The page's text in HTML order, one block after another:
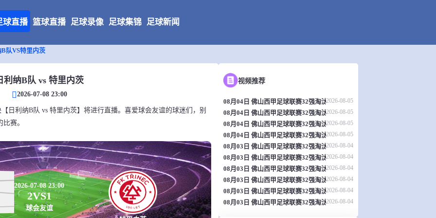
球直播 篮球直播 足球录像 足球集锦 足球新闻
队VS特里内茨
利纳B队 vs 特里内茨
2026-07-08 23:00
日利纳B队 vs 特里内茨】将进行直播。喜爱球会友谊的球迷们，别
赛。
2026-07-08 23:00
2VS1
球会友谊
视频推荐
08月04日 佛山西甲足球联赛32强淘汰赛 肇庆恒骏成 VS 三七互娱 全场录像
2026-08-05
08月04日 佛山西甲足球联赛32强淘汰赛 贪玩游戏 VS 美的薪火 全场录像
2026-08-05
08月04日 佛山西甲足球联赛32强淘汰赛 广东西南建设 VS 香港圣徒 全场录像
2026-08-05
08月04日 佛山西甲足球联赛32强淘汰赛 藝品高國際 VS 湛江狂狼·粵辉能源
2026-08-05
08月03日 佛山西甲足球联赛32强淘汰赛 广州求信 VS 顺德新青年 全场录像
2026-08-04
08月03日 佛山西甲足球联赛32强淘汰赛 广东客家青年 VS 广州英华思力U17
2026-08-04
08月03日 佛山西甲足球联赛32强淘汰赛 大塘控股 VS 茂名市点都得 全场录像
2026-08-04
08月03日 佛山西甲足球联赛32强淘汰赛 广州蜀地红 VS 广州戴拿模 全场录像
2026-08-04
08月03日 佛山西甲足球联赛32强淘汰赛 广东凤铝 VS 湛江八部科技 全场录像
2026-08-04
08月03日 佛山西甲足球联赛32强淘汰赛 三水乐民兴健力宝 VS 中国澳门澳
2026-08-04